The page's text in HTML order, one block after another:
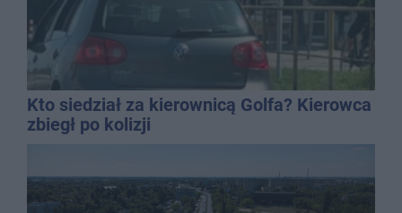
Kto siedział za kierownicą Golfa? Kierowca
zbiegł po kolizji